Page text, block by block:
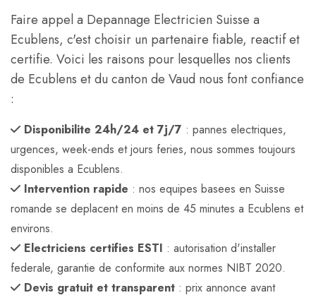
Faire appel a Depannage Electricien Suisse a
Ecublens, c'est choisir un partenaire fiable, reactif et
certifie. Voici les raisons pour lesquelles nos clients
de Ecublens et du canton de Vaud nous font confiance
:
Disponibilite 24h/24 et 7j/7 : pannes electriques,
urgences, week-ends et jours feries, nous sommes toujours
disponibles a Ecublens.
Intervention rapide : nos equipes basees en Suisse
romande se deplacent en moins de 45 minutes a Ecublens et
environs.
Electriciens certifies ESTI : autorisation d'installer
federale, garantie de conformite aux normes NIBT 2020.
Devis gratuit et transparent : prix annonce avant